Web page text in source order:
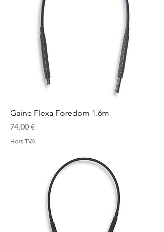
Gaine Flexa Foredom 1.6m
Prix
74,00 €
Hors TVA